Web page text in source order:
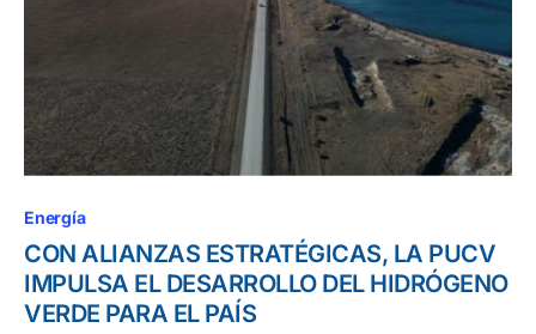
Energía
CON ALIANZAS ESTRATÉGICAS, LA PUCV
IMPULSA EL DESARROLLO DEL HIDRÓGENO
VERDE PARA EL PAÍS